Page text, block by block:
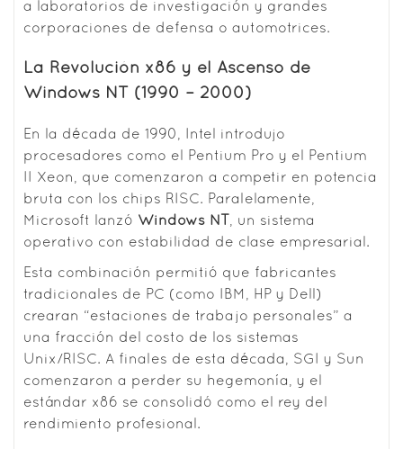
a laboratorios de investigación y grandes
corporaciones de defensa o automotrices.
La Revolución x86 y el Ascenso de
Windows NT (1990 – 2000)
En la década de 1990, Intel introdujo
procesadores como el Pentium Pro y el Pentium
II Xeon, que comenzaron a competir en potencia
bruta con los chips RISC. Paralelamente,
Microsoft lanzó Windows NT
, un sistema
operativo con estabilidad de clase empresarial.
Esta combinación permitió que fabricantes
tradicionales de PC (como IBM, HP y Dell)
crearan “estaciones de trabajo personales” a
una fracción del costo de los sistemas
Unix/RISC. A finales de esta década, SGI y Sun
comenzaron a perder su hegemonía, y el
estándar x86 se consolidó como el rey del
rendimiento profesional.